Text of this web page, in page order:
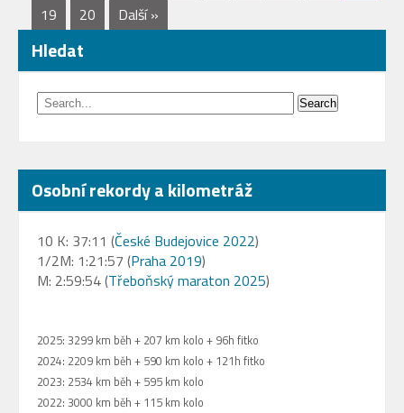
19
20 Další »
Hledat
Osobní rekordy a kilometráž
10 K: 37:11 (České Budejovice 2022)
1/2M: 1:21:57 (Praha 2019)
M: 2:59:54 (Třeboňský maraton 2025)
2025: 3299 km běh + 207 km kolo + 96h fitko
2024: 2209 km běh + 590 km kolo + 121h fitko
2023: 2534 km běh + 595 km kolo
2022: 3000 km běh + 115 km kolo